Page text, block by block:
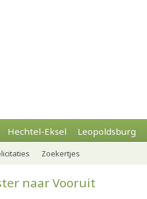
Hechtel-Eksel Leopoldsburg
Zoekertjes
naar Vooruit